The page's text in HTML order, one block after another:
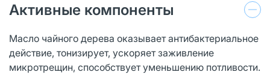
Активные компоненты
Масло чайного дерева оказывает антибактериальное
действие, тонизирует, ускоряет заживление
микротрещин, способствует уменьшению потливости.